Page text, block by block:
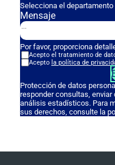
Selecciona el
Mensaje
Por favor, proporciona
Acepto el tratamiento de
Acepto la política de
Protección de datos
responder consultas,
análisis estadísticos. Para
sus derechos, consulte la